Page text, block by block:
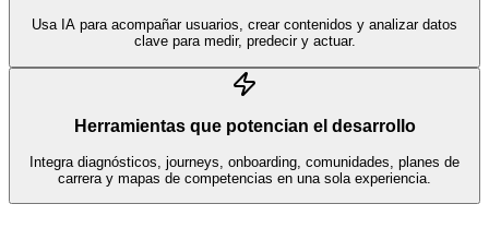
Usa IA para acompañar usuarios, crear contenidos y analizar datos
clave para medir, predecir y actuar.
Herramientas que potencian el desarrollo
Integra diagnósticos, journeys, onboarding, comunidades, planes de
carrera y mapas de competencias en una sola experiencia.